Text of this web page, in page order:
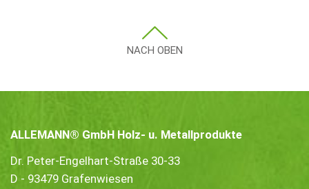
NACH OBEN
ALLEMANN® GmbH Holz- u. Metallprodukte
Dr. Peter-Engelhart-Straße 30-33
D - 93479 Grafenwiesen